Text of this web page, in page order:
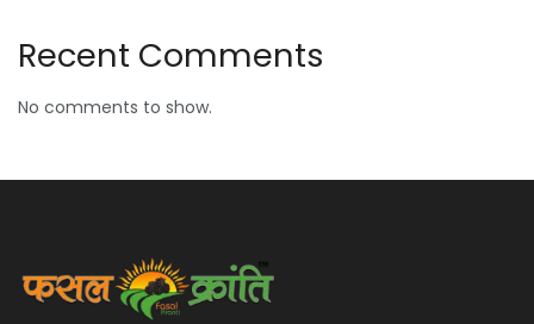
Recent Comments
No comments to show.